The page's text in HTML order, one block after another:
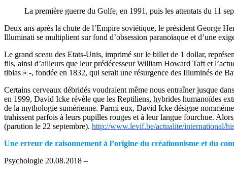
La première guerre du Golfe, en 1991, puis les attentats du 11
Deux ans après la chute de l’Empire soviétique, le président George
Illuminati se multiplient sur fond d’obsession paranoïaque et d’une
Le grand sceau des Etats-Unis, imprimé sur le billet de 1 dollar,
fils, ainsi d’ailleurs que leur prédécesseur William Howard Taft et
tibias » -, fondée en 1832, qui serait une résurgence des Illuminés de
Certains cerveaux débridés voudraient même nous entraîner jusque
en 1999, David Icke révèle que les Reptiliens, hybrides humanoïdes
de la mythologie sumérienne. Parmi eux, David Icke désigne
trahissent parfois à leurs pupilles rouges et à leur langue fourchue.
(parution le 22 septembre). http://www.levif.be/actualite/international/
Une erreur de raisonnement à l’origine du créationnisme et du
Psychologie 20.08.2018 –